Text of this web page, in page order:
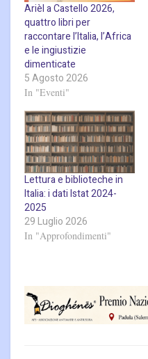
Arièl a Castello 2026,
quattro libri per
raccontare l’Italia, l’Africa
e le ingiustizie
dimenticate
5 Agosto 2026
In "Eventi"
Lettura e biblioteche in
Italia: i dati Istat 2024-
2025
29 Luglio 2026
In "Approfondimenti"